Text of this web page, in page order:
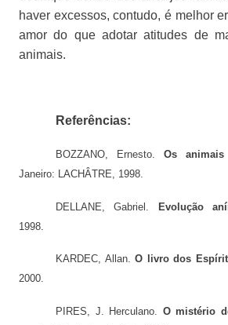
haver excessos, contudo, é melhor
amor do que adotar atitudes de
animais.
Referências:
BOZZANO, Ernesto.Os
Janeiro: LACHÂTRE, 1998.
DELLANE, Gabriel. Evolução
1998.
KARDEC, Allan.O livro dos
2000.
PIRES, J. Herculano. O mistério